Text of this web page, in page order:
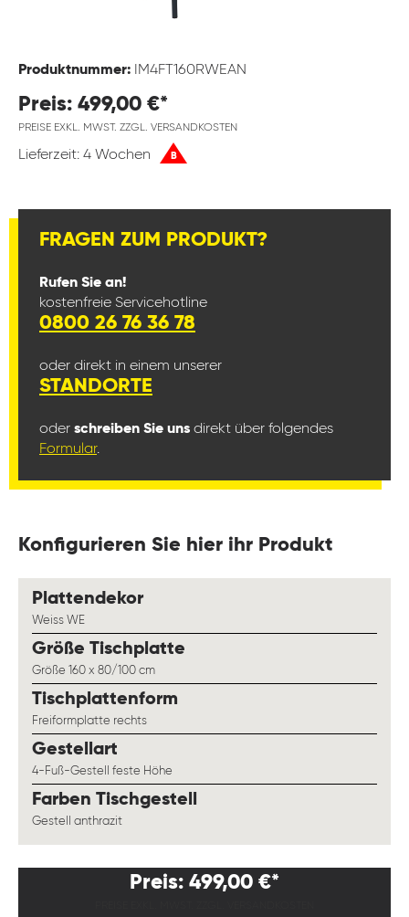
Produktnummer: IM4FT160RWEAN
Preis: 499,00 €*
PREISE EXKL. MWST. ZZGL. VERSANDKOSTEN
Lieferzeit: 4 Wochen B
FRAGEN ZUM PRODUKT?
Rufen Sie an!
kostenfreie Servicehotline
0800 26 76 36 78
oder direkt in einem unserer
STANDORTE
oder schreiben Sie uns direkt über folgendes
Formular.
Konfigurieren Sie hier ihr Produkt
Plattendekorauswählen
Weiss WE
Größe Tischplatte
Größe 160 x 80/100 cm
Tischplattenform
Freiformplatte rechts
Gestellart
4-Fuß-Gestell feste Höhe
Farben Tischgestell
Gestell anthrazit
Preis: 499,00 €*